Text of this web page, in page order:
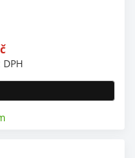
DPH